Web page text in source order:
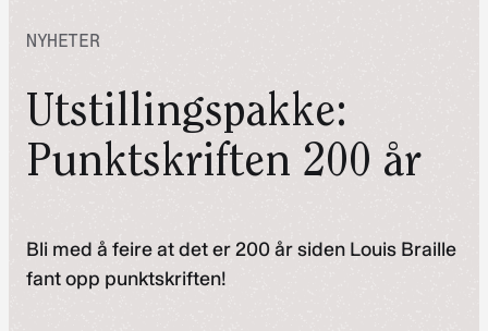
NYHETER
Utstillingspakke:
Punktskriften 200 år
Bli med å feire at det er 200 år siden Louis Braille
fant opp punktskriften!